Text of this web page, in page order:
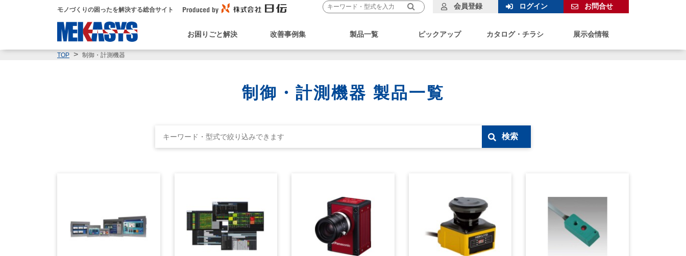
モノづくりの困ったを解決する総合サイト
お困りごと解決 改善事例集 製品一覧 ピックアップ カタログ・チラシ 展示会情報
会員登録 ログイン お問合せ
TOP 制御・計測機器
制御・計測機器 製品一覧
検索